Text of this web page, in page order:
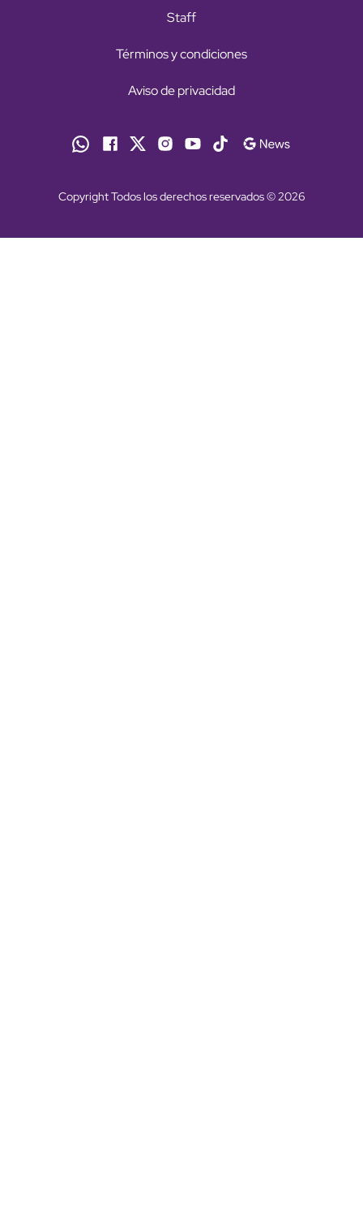
Staff
Términos y condiciones
Aviso de privacidad
Copyright Todos los derechos reservados © 2026